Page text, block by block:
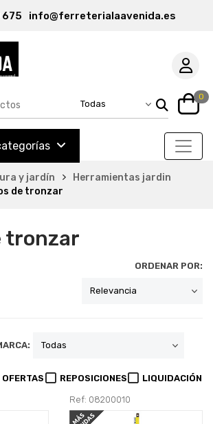
info@ferreterialaavenida.es
0
y jardín
Herramientas jardin
de tronzar
tronzar
ORDENAR POR:
OFERTAS REPOSICIONES LIQUIDACIÓN
Ref: 08200010